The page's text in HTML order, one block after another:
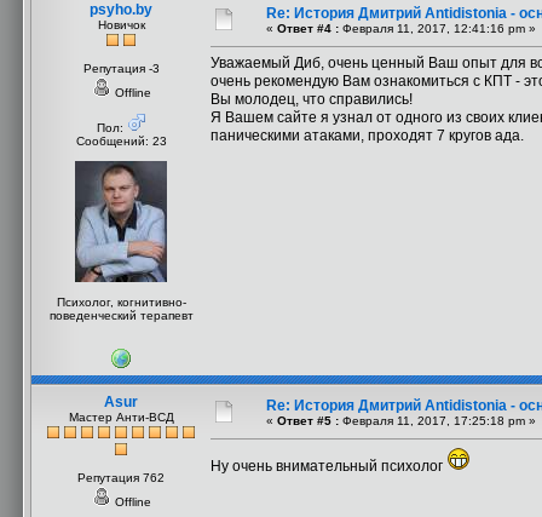
psyho.by
Новичок
Репутация -3
Offline
Пол:
Сообщений: 23
Психолог, когнитивно-
поведенческий терапевт
Re: История Дмитрий Antidistonia -
« Ответ #4 : Февраля 11, 2017, 12:41:16 pm »
Уважаемый Диб, очень ценный Ваш опыт для
очень рекомендую Вам ознакомиться с КПТ -
Вы молодец, что справились!
Я Вашем сайте я узнал от одного из своих
паническими атаками, проходят 7 кругов ада.
Asur
Мастер Анти-ВСД
Репутация 762
Offline
Re: История Дмитрий Antidistonia -
« Ответ #5 : Февраля 11, 2017, 17:25:18 pm »
Ну очень внимательный психолог